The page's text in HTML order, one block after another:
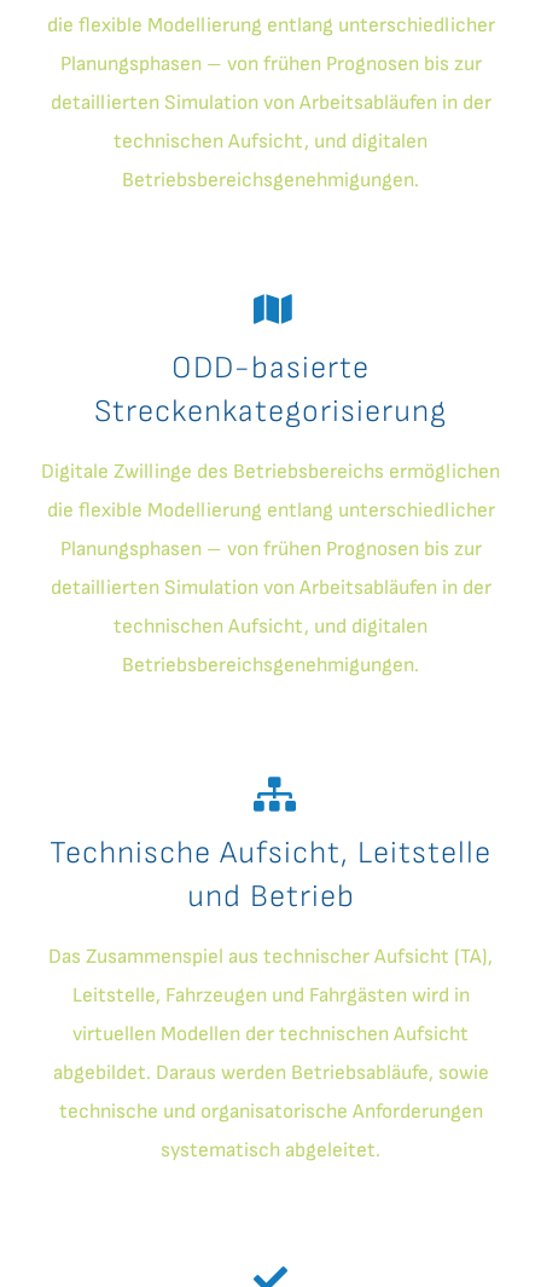
die flexible Modellierung entlang unterschiedlicher
Planungsphasen – von frühen Prognosen bis zur
detaillierten Simulation von Arbeitsabläufen in der
technischen Aufsicht, und digitalen
Betriebsbereichsgenehmigungen.
ODD-basierte
Streckenkategorisierung
Digitale Zwillinge des Betriebsbereichs ermöglichen
die flexible Modellierung entlang unterschiedlicher
Planungsphasen – von frühen Prognosen bis zur
detaillierten Simulation von Arbeitsabläufen in der
technischen Aufsicht, und digitalen
Betriebsbereichsgenehmigungen.
Technische Aufsicht, Leitstelle
und Betrieb
Das Zusammenspiel aus technischer Aufsicht (TA),
Leitstelle, Fahrzeugen und Fahrgästen wird in
virtuellen Modellen der technischen Aufsicht
abgebildet. Daraus werden Betriebsabläufe, sowie
technische und organisatorische Anforderungen
systematisch abgeleitet.